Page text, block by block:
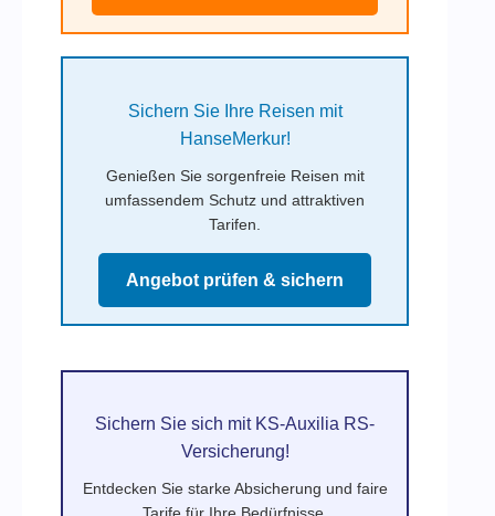
Sichern Sie Ihre Reisen mit
HanseMerkur!
Genießen Sie sorgenfreie Reisen mit
umfassendem Schutz und attraktiven
Tarifen.
Angebot prüfen & sichern
Sichern Sie sich mit KS-Auxilia RS-
Versicherung!
Entdecken Sie starke Absicherung und faire